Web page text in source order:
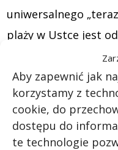
Aby zapewnić jak
korzystamy z
cookie, do
dostępu do
te technologie
uniwersalnego
plaży w Ustce jest
teraźniejszość
oszołamiające.
zewnętrznym
elastycznym
splątanym z